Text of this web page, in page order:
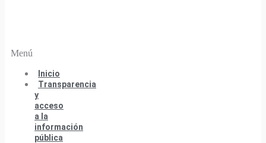
Menú
Inicio
Transparencia
y
acceso
a la
información
pública